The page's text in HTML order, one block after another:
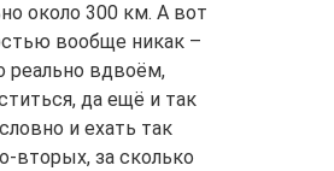
около 300 км. А вот
вообще никак –
реально вдвоём,
да ещё и так
и ехать так
за сколько